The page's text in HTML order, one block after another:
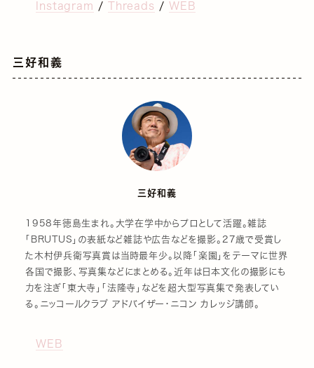
Instagram / Threads / WEB
三好和義
三好和義
1958年徳島生まれ。大学在学中からプロとして活躍。雑誌
「BRUTUS」の表紙など雑誌や広告などを撮影。27歳で受賞し
た木村伊兵衛写真賞は当時最年少。以降「楽園」をテーマに世界
各国で撮影、写真集などにまとめる。近年は日本文化の撮影にも
力を注ぎ「東大寺」「法隆寺」などを超大型写真集で発表してい
る。ニッコールクラブ アドバイザー・ニコン カレッジ講師。
WEB